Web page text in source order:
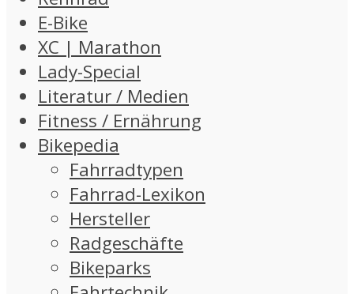
E-Bike
XC | Marathon
Lady-Special
Literatur / Medien
Fitness / Ernährung
Bikepedia
Fahrradtypen
Fahrrad-Lexikon
Hersteller
Radgeschäfte
Bikeparks